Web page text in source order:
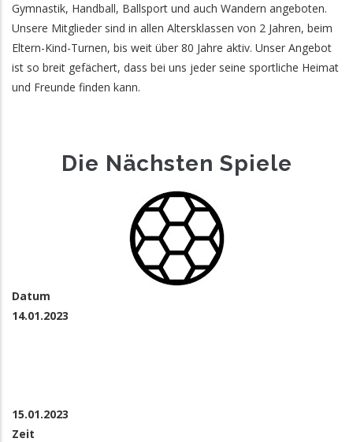
Gymnastik, Handball, Ballsport und auch Wandern angeboten.
Unsere Mitglieder sind in allen Altersklassen von 2 Jahren, beim
Eltern-Kind-Turnen, bis weit über 80 Jahre aktiv. Unser Angebot
ist so breit gefächert, dass bei uns jeder seine sportliche Heimat
und Freunde finden kann.
Die Nächsten Spiele
Datum
14.01.2023
15.01.2023
Zeit